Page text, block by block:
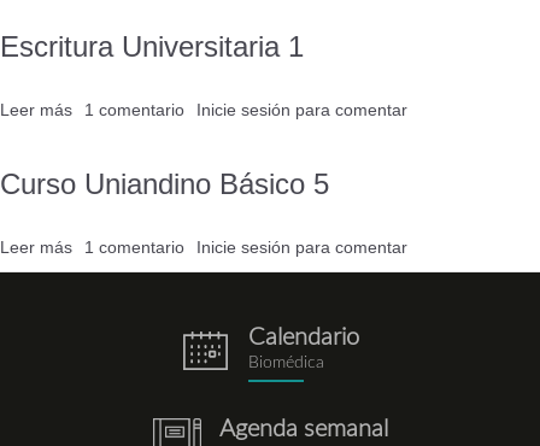
2
Escritura Universitaria 1
Leer más sobre
1
1 comentario Inicie sesión para comentar
Curso Uniandino Básico 5
Leer más sobre
Curso
1 comentario Inicie sesión para comentar
eventos.png
Calendario
Biomédica
notebook.png
Agenda semanal